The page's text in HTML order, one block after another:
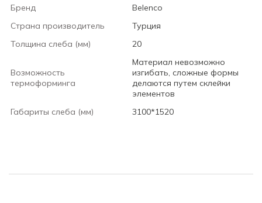
Бренд
Belenco
Страна производитель
Турция
Толщина слеба (мм)
20
Возможность
термоформинга
Материал невозможно
изгибать, сложные формы
делаются путем склейки
элементов
Габариты слеба (мм)
3100*1520